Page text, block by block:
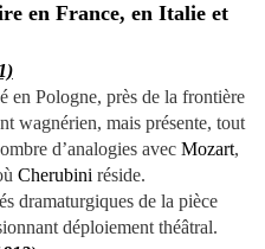
en France, en Italie et
en Pologne, près de la frontière
wagnérien, mais présente, tout
d’analogies avec Mozart,
Cherubini réside.
dramaturgiques de la pièce
déploiement théâtral.